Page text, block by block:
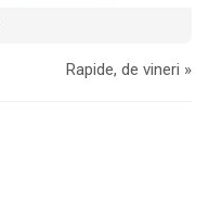
Rapide, de vineri »